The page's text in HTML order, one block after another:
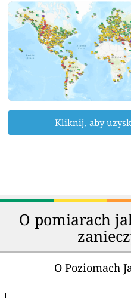
Kliknij, aby
O pomiarach
O Poziomach